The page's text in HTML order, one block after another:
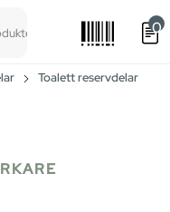
0
Toalett reservdelar